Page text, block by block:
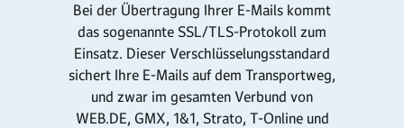
Bei der Übertragung Ihrer E-Mails kommt
das sogenannte SSL/TLS-Protokoll zum
Einsatz. Dieser Verschlüsselungsstandard
sichert Ihre E-Mails auf dem Transportweg,
und zwar im gesamten Verbund von
WEB.DE, GMX, 1&1, Strato, T-Online und